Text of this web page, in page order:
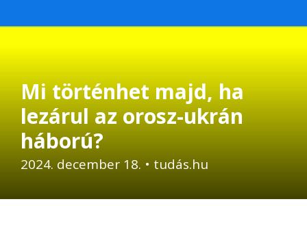
Mi történhet majd, ha
lezárul az orosz-ukrán
háború?
2024. december 18. • tudás.hu